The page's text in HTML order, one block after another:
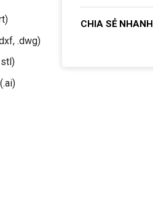
.dwg)
CHIA SẺ NHANH